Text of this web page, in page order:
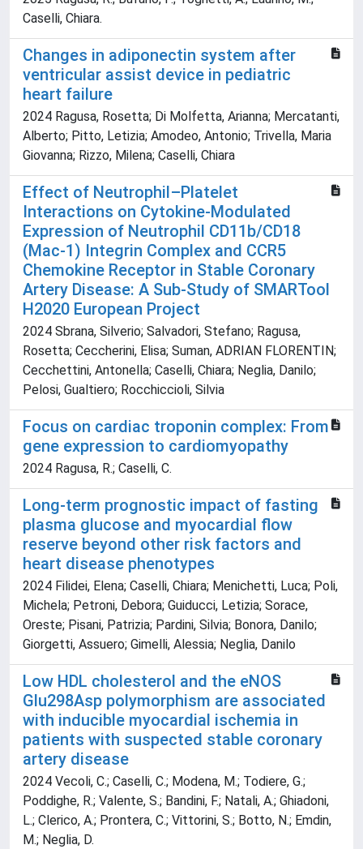
Caselli, Chiara.
Changes in adiponectin system after
ventricular assist device in pediatric
heart failure
2024 Ragusa, Rosetta; Di Molfetta, Arianna; Mercatanti,
Alberto; Pitto, Letizia; Amodeo, Antonio; Trivella, Maria
Giovanna; Rizzo, Milena; Caselli, Chiara
Effect of Neutrophil–Platelet
Interactions on Cytokine-Modulated
Expression of Neutrophil CD11b/CD18
(Mac-1) Integrin Complex and CCR5
Chemokine Receptor in Stable Coronary
Artery Disease: A Sub-Study of SMARTool
H2020 European Project
2024 Sbrana, Silverio; Salvadori, Stefano; Ragusa,
Rosetta; Ceccherini, Elisa; Suman, ADRIAN FLORENTIN;
Cecchettini, Antonella; Caselli, Chiara; Neglia, Danilo;
Pelosi, Gualtiero; Rocchiccioli, Silvia
Focus on cardiac troponin complex: From
gene expression to cardiomyopathy
2024 Ragusa, R.; Caselli, C.
Long-term prognostic impact of fasting
plasma glucose and myocardial flow
reserve beyond other risk factors and
heart disease phenotypes
2024 Filidei, Elena; Caselli, Chiara; Menichetti, Luca; Poli,
Michela; Petroni, Debora; Guiducci, Letizia; Sorace,
Oreste; Pisani, Patrizia; Pardini, Silvia; Bonora, Danilo;
Giorgetti, Assuero; Gimelli, Alessia; Neglia, Danilo
Low HDL cholesterol and the eNOS
Glu298Asp polymorphism are associated
with inducible myocardial ischemia in
patients with suspected stable coronary
artery disease
2024 Vecoli, C.; Caselli, C.; Modena, M.; Todiere, G.;
Poddighe, R.; Valente, S.; Bandini, F.; Natali, A.; Ghiadoni,
L.; Clerico, A.; Prontera, C.; Vittorini, S.; Botto, N.; Emdin,
M.; Neglia, D.